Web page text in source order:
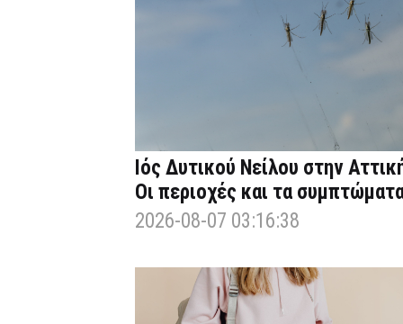
Ιός Δυτικού Νείλου στην
Οι περιοχές και τα
2026-08-07 03:16:38